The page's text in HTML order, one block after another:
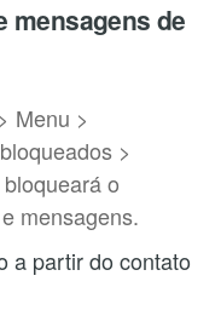
mensagens de
Menu >
>
o
mensagens.
a partir do contato